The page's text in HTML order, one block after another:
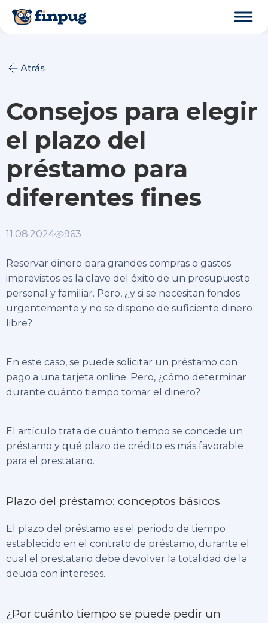
Atrás
Consejos para elegir
el plazo del
préstamo para
diferentes fines
11.08.2024 963
Reservar dinero para grandes compras o gastos
imprevistos es la clave del éxito de un presupuesto
personal y familiar. Pero, ¿y si se necesitan fondos
urgentemente y no se dispone de suficiente dinero
libre?
En este caso, se puede solicitar un préstamo con
pago a una tarjeta online. Pero, ¿cómo determinar
durante cuánto tiempo tomar el dinero?
El artículo trata de cuánto tiempo se concede un
préstamo y qué plazo de crédito es más favorable
para el prestatario.
Plazo del préstamo: conceptos básicos
El plazo del préstamo es el periodo de tiempo
establecido en el contrato de préstamo, durante el
cual el prestatario debe devolver la totalidad de la
deuda con intereses.
¿Por cuánto tiempo se puede pedir un